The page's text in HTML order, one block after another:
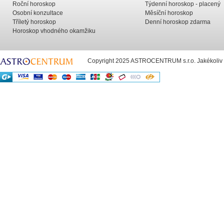
Roční horoskop
Osobní konzultace
Tříletý horoskop
Horoskop vhodného okamžiku
Týdenní horoskop - placený
Měsíční horoskop
Denní horoskop zdarma
Copyright 2025 ASTROCENTRUM s.r.o.